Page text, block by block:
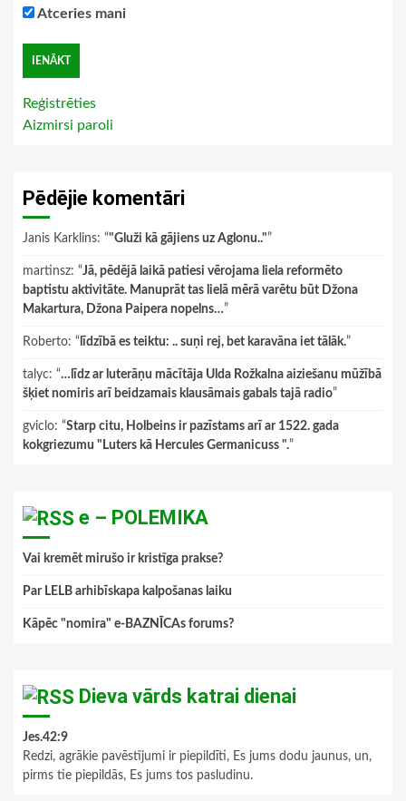
Atceries mani
Reģistrēties
Aizmirsi paroli
Pēdējie komentāri
Janis Karklins: “"Gluži kā gājiens uz Aglonu.."”
martinsz: “Jā, pēdējā laikā patiesi vērojama liela reformēto
baptistu aktivitāte. Manuprāt tas lielā mērā varētu būt Džona
Makartura, Džona Paipera nopelns…”
Roberto: “ līdzībā es teiktu: .. suņi rej, bet karavāna iet tālāk.”
talyc: “…līdz ar luterāņu mācītāja Ulda Rožkalna aiziešanu mūžībā
šķiet nomiris arī beidzamais klausāmais gabals tajā radio”
gviclo: “Starp citu, Holbeins ir pazīstams arī ar 1522. gada
kokgriezumu "Luters kā Hercules Germanicuss ".”
e – POLEMIKA
Vai kremēt mirušo ir kristīga prakse?
Par LELB arhibīskapa kalpošanas laiku
Kāpēc "nomira" e-BAZNĪCAs forums?
Dieva vārds katrai dienai
Jes.42:9
Redzi, agrākie pavēstījumi ir piepildīti, Es jums dodu jaunus, un,
pirms tie piepildās, Es jums tos pasludinu.